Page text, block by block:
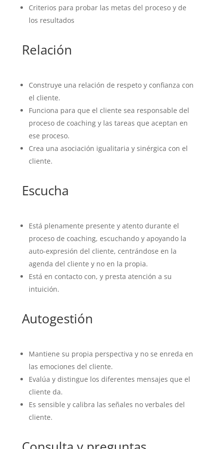
Criterios para probar las metas del proceso y de
los resultados
Relación
Construye una relación de respeto y confianza con
el cliente.
Funciona para que el cliente sea responsable del
proceso de coaching y las tareas que aceptan en
ese proceso.
Crea una asociación igualitaria y sinérgica con el
cliente.
Escucha
Está plenamente presente y atento durante el
proceso de coaching, escuchando y apoyando la
auto-expresión del cliente, centrándose en la
agenda del cliente y no en la propia.
Está en contacto con, y presta atención a su
intuición.
Autogestión
Mantiene su propia perspectiva y no se enreda en
las emociones del cliente.
Evalúa y distingue los diferentes mensajes que el
cliente da.
Es sensible y calibra las señales no verbales del
cliente.